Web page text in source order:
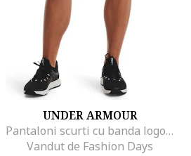
UNDER ARMOUR
Pantaloni scurti cu banda logo in talie pentru fitness Play Up 3.0, Negru/Gri melange
Vandut de Fashion Days